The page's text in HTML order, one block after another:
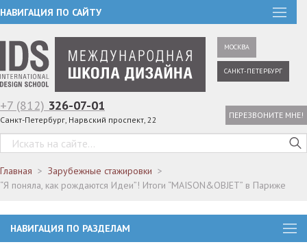
НАВИГАЦИЯ ПО САЙТУ
МОСКВА
САНКТ-ПЕТЕРБУРГ
+7 (812) 326-07-01
Санкт-Петербург, Нарвский проспект, 22 ПЕРЕЗВОНИТЕ МНЕ!
Главная
Зарубежные стажировки
“Я поняла, как рождаются Идеи”! Итоги “MAISON&OBJET” в Париже
НАВИГАЦИЯ ПО РАЗДЕЛАМ